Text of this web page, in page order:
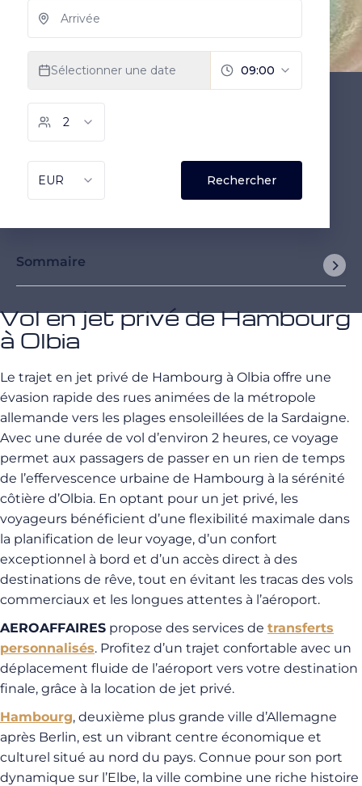
Sommaire
Vol en jet privé de Hambourg
à Olbia
Le trajet en jet privé de Hambourg à Olbia offre une
évasion rapide des rues animées de la métropole
allemande vers les plages ensoleillées de la Sardaigne.
Avec une durée de vol d’environ 2 heures, ce voyage
permet aux passagers de passer en un rien de temps
de l’effervescence urbaine de Hambourg à la sérénité
côtière d’Olbia. En optant pour un jet privé, les
voyageurs bénéficient d’une flexibilité maximale dans
la planification de leur voyage, d’un confort
exceptionnel à bord et d’un accès direct à des
destinations de rêve, tout en évitant les tracas des vols
commerciaux et les longues attentes à l’aéroport.
AEROAFFAIRES propose des services de transferts
personnalisés. Profitez d’un trajet confortable avec un
déplacement fluide de l’aéroport vers votre destination
finale, grâce à la location de jet privé.
Hambourg, deuxième plus grande ville d’Allemagne
après Berlin, est un vibrant centre économique et
culturel situé au nord du pays. Connue pour son port
dynamique sur l’Elbe, la ville combine une riche histoire